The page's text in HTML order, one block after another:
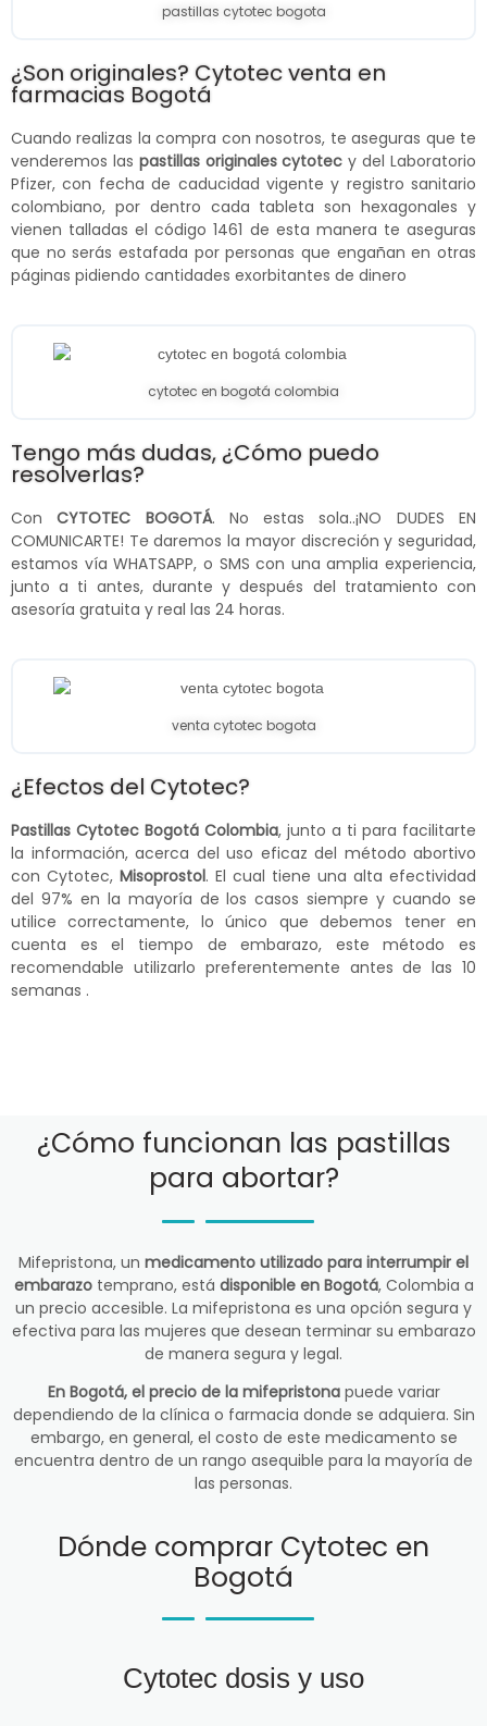
pastillas cytotec bogota
¿Son originales? Cytotec venta en
farmacias Bogotá
Cuando realizas la compra con nosotros, te aseguras que te
venderemos las pastillas originales cytotec y del Laboratorio
Pfizer, con fecha de caducidad vigente y registro sanitario
colombiano, por dentro cada tableta son hexagonales y
vienen talladas el código 1461 de esta manera te aseguras
que no serás estafada por personas que engañan en otras
páginas pidiendo cantidades exorbitantes de dinero
cytotec en bogotá colombia
Tengo más dudas, ¿Cómo puedo
resolverlas?
ConCYTOTEC BOGOTÁ. No estas sola..¡NO DUDES EN
COMUNICARTE! Te daremos la mayor discreción y seguridad,
estamos vía WHATSAPP, o SMS con una amplia experiencia,
junto a ti antes, durante y después del tratamiento con
asesoría gratuita y real las 24 horas.
venta cytotec bogota
¿Efectos del Cytotec?
Pastillas Cytotec Bogotá Colombia, junto a ti para facilitarte
la información, acerca del uso eficaz del método abortivo
con Cytotec, Misoprostol. El cual tiene una alta efectividad
del 97% en la mayoría de los casos siempre y cuando se
utilice correctamente, lo único que debemos tener en
cuenta es el tiempo de embarazo, este método es
recomendable utilizarlo preferentemente antes de las 10
semanas .
¿Cómo funcionan las pastillas
para abortar?
Mifepristona, un medicamento utilizado para interrumpir el
embarazotemprano, está disponible en Bogotá, Colombia a
un precio accesible. La mifepristona es una opción segura y
efectiva para las mujeres que desean terminar su embarazo
de manera segura y legal.
En Bogotá, el precio de la mifepristonapuede variar
dependiendo de la clínica o farmacia donde se adquiera. Sin
embargo, en general, el costo de este medicamento se
encuentra dentro de un rango asequible para la mayoría de
las personas.
Dónde comprar Cytotec en
Bogotá
Cytotec dosis y uso